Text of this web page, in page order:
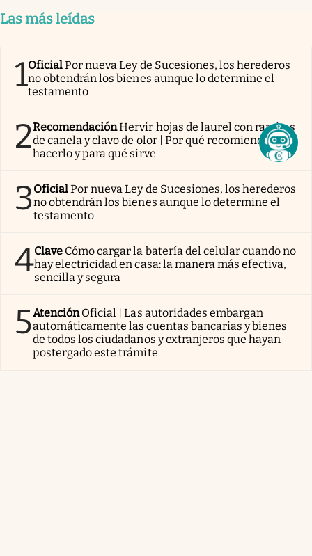
Las más leídas
1OficialPor nueva Ley de Sucesiones, los herederos
no obtendrán los bienes aunque lo determine el
testamento
2RecomendaciónHervir hojas de laurel con ramitas
de canela y clavo de olor | Por qué recomiendan
hacerlo y para qué sirve
3OficialPor nueva Ley de Sucesiones, los herederos
no obtendrán los bienes aunque lo determine el
testamento
4Clave Cómo cargar la batería del celular cuando no
hay electricidad en casa: la manera más efectiva,
sencilla y segura
5AtenciónOficial | Las autoridades embargan
automáticamente las cuentas bancarias y bienes
de todos los ciudadanos y extranjeros que hayan
postergado este trámite